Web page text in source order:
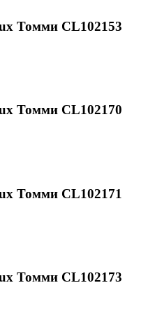
Томми CL102153
Томми CL102170
Томми CL102171
Томми CL102173